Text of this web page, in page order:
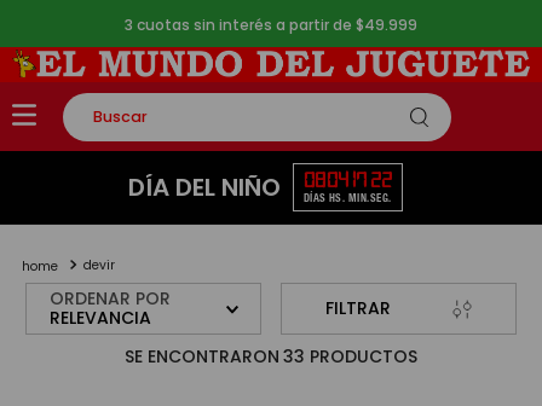
3 cuotas sin interés a partir de $49.999
Buscar
TÉRMINOS MÁS BUSCADOS
3.
peluche
4.
monopatin
DÍA DEL NIÑO 08
DÍAS
04
HS.
17
MIN.
22
SEG.
devir
ORDENAR POR
RELEVANCIA
FILTRAR
33 PRODUCTOS